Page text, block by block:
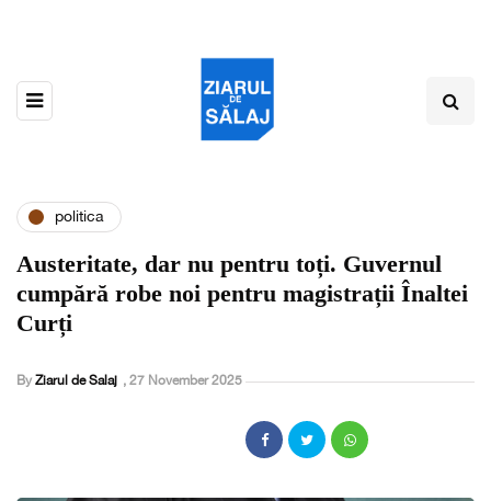
politica
Austeritate, dar nu pentru toți. Guvernul
cumpără robe noi pentru magistrații Înaltei
Curți
By Ziarul de Salaj , 27 November 2025